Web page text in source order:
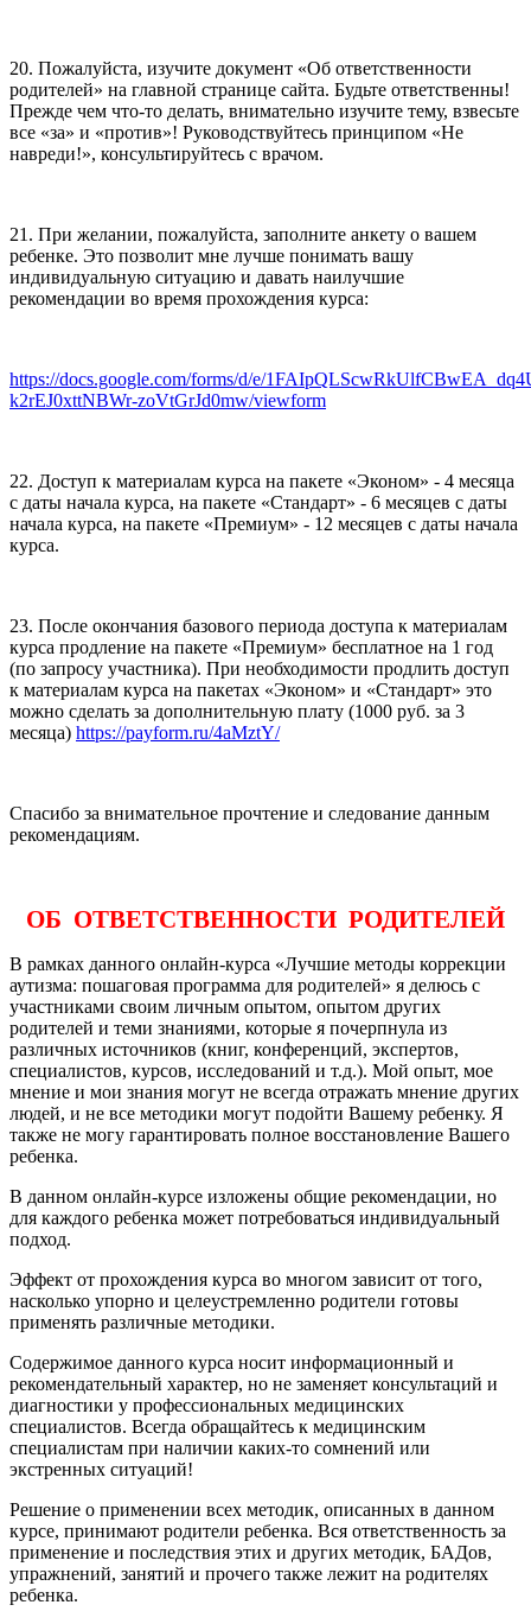
20. Пожалуйста, изучите документ «Об ответственности
родителей» на главной странице сайта. Будьте ответственны!
Прежде чем что-то делать, внимательно изучите тему, взвесьте
все «за» и «против»! Руководствуйтесь принципом «Не
навреди!», консультируйтесь с врачом.
21. При желании, пожалуйста, заполните анкету о вашем
ребенке. Это позволит мне лучше понимать вашу
индивидуальную ситуацию и давать наилучшие
рекомендации во время прохождения курса:
https://docs.google.com/forms/d/e/
k2rEJ0xttNBWr-zoVtGrJd0mw/viewform
22. Доступ к материалам курса на пакете «Эконом» - 4 месяца
с даты начала курса, на пакете «Стандарт» - 6 месяцев с даты
начала курса, на пакете «Премиум» - 12 месяцев с даты начала
курса.
23. После окончания базового периода доступа к материалам
курса продление на пакете «Премиум» бесплатное на 1 год
(по запросу участника). При необходимости продлить доступ
к материалам курса на пакетах «Эконом» и «Стандарт» это
можно сделать за дополнительную плату (1000 руб. за 3
месяца) https://payform.ru/4aMztY/
Спасибо за внимательное прочтение и следование данным
рекомендациям.
ОБ ОТВЕТСТВЕННОСТИ РОДИТЕЛЕЙ
В рамках данного онлайн-курса «Лучшие методы коррекции
аутизма: пошаговая программа для родителей» я делюсь с
участниками своим личным опытом, опытом других
родителей и теми знаниями, которые я почерпнула из
различных источников (книг, конференций, экспертов,
специалистов, курсов, исследований и т.д.). Мой опыт, мое
мнение и мои знания могут не всегда отражать мнение других
людей, и не все методики могут подойти Вашему ребенку. Я
также не могу гарантировать полное восстановление Вашего
ребенка.
В данном онлайн-курсе изложены общие рекомендации, но
для каждого ребенка может потребоваться индивидуальный
подход.
Эффект от прохождения курса во многом зависит от того,
насколько упорно и целеустремленно родители готовы
применять различные методики.
Содержимое данного курса носит информационный и
рекомендательный характер, но не заменяет консультаций и
диагностики у профессиональных медицинских
специалистов. Всегда обращайтесь к медицинским
специалистам при наличии каких-то сомнений или
экстренных ситуаций!
Решение о применении всех методик, описанных в данном
курсе, принимают родители ребенка. Вся ответственность за
применение и последствия этих и других методик, БАДов,
упражнений, занятий и прочего также лежит на родителях
ребенка.